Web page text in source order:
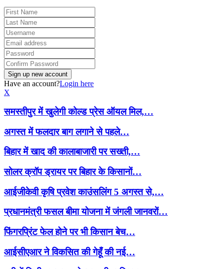
Have an account?Login here
X
समस्तीपुर में खुलेगी कोल्ड प्रेस ऑयल मिल,…
अगस्त में फलदार बाग लगाने से पहले…
बिहार में खाद की कालाबाजारी पर सख्ती,…
सोलर क्रॉप ड्रायर पर बिहार के किसानों…
आईजीकेवी कृषि प्रवेश काउंसलिंग 5 अगस्त से,…
प्रधानमंत्री फसल बीमा योजना में जंगली जानवरों…
फिंगरप्रिंट फेल होने पर भी किसान बेच…
आईसीएआर ने विकसित की गेहूँ की नई…